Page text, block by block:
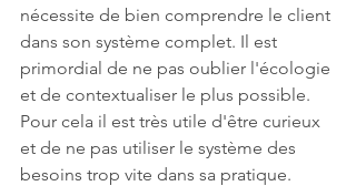
nécessite de bien comprendre le client
dans son système complet. Il est
primordial de ne pas oublier l'écologie
et de contextualiser le plus possible.
Pour cela il est très utile d'être curieux
et de ne pas utiliser le système des
besoins trop vite dans sa pratique.